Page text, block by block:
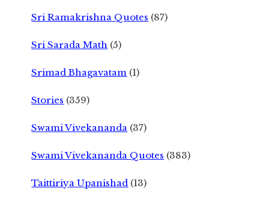
Sri Ramakrishna Quotes (87)
Sri Sarada Math (5)
Srimad Bhagavatam (1)
Stories (359)
Swami Vivekananda (37)
Swami Vivekananda Quotes (383)
Taittiriya Upanishad (13)